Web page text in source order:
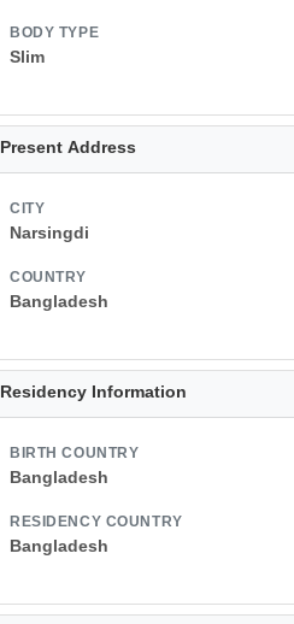
BODY TYPE
Slim
Present Address
CITY
Narsingdi
COUNTRY
Bangladesh
Residency Information
BIRTH COUNTRY
Bangladesh
RESIDENCY COUNTRY
Bangladesh